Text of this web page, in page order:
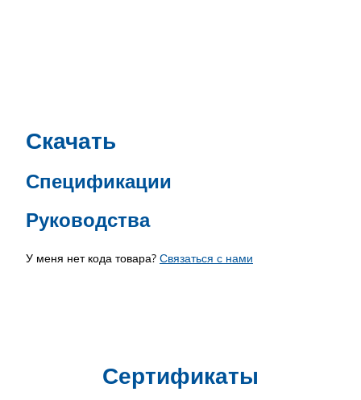
Скачать
Спецификации
Руководства
У меня нет кода товара? Связаться с нами
Сертификаты